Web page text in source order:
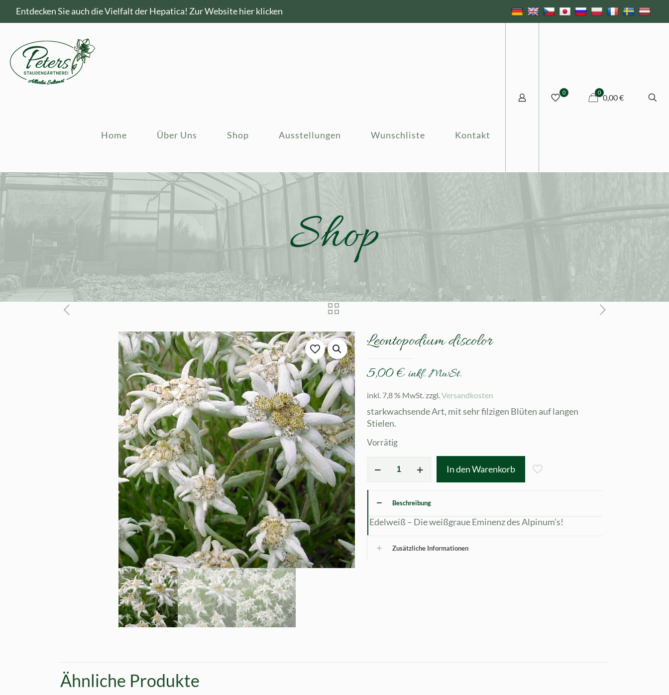
Entdecken Sie auch die Vielfalt der Hepatica! Zur Website hier klicken
Home Über Uns Shop Ausstellungen Wunschliste Kontakt
0 0
0,00 €
Shop
Leontopodium discolor
5,00€ inkl. MwSt.
inkl. 7,8 % MwSt.zzgl.Versandkosten
starkwachsende Art, mit sehr filzigen Blüten auf langen
Stielen.
Vorrätig
discolor
In den Warenkorb
Beschreibung
Edelweiß – Die weißgraue Eminenz des Alpinum’s!
Zusätzliche Informationen
Ähnliche Produkte